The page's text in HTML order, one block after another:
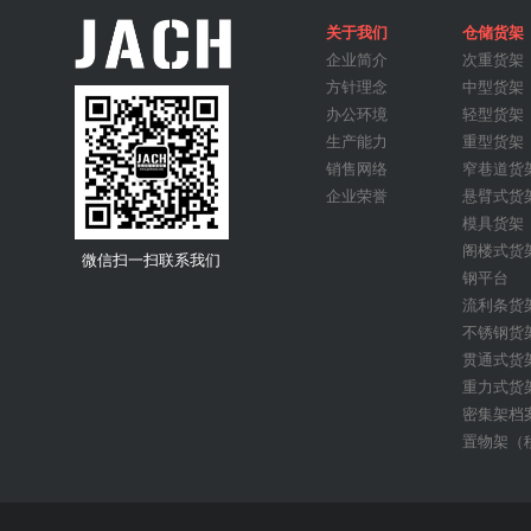
车间隔离网
微信扫一扫联系我们
关于我们
企业简介
方针理念
办公环境
生产能力
销售网络
企业荣誉
仓储货架
次重货架
中型货架
轻型货架
重型货架
窄巷道货
悬臂式货
模具货架
阁楼式货
钢平台
流利条货
不锈钢货
贯通式货
重力式货
密集架档
置物架（